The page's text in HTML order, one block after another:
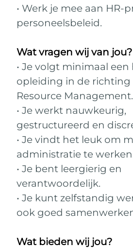
• Werk je mee aan HR-
personeelsbeleid.
Wat vragen wij van jou?
• Je volgt minimaal een
opleiding in de richting
Resource Management.
• Je werkt nauwkeurig,
gestructureerd en
• Je vindt het leuk om
administratie te
• Je bent leergierig en
verantwoordelijk.
• Je kunt zelfstandig
ook goed
Wat bieden wij jou?